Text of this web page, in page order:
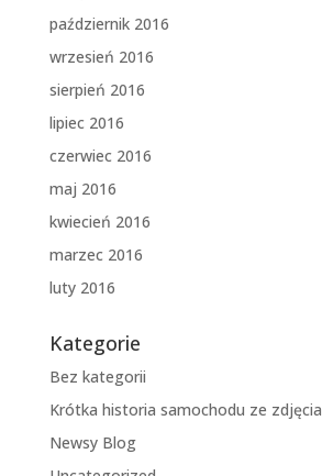
październik 2016
wrzesień 2016
sierpień 2016
lipiec 2016
czerwiec 2016
maj 2016
kwiecień 2016
marzec 2016
luty 2016
Kategorie
Bez kategorii
Krótka historia samochodu ze zdjęcia
Newsy Blog